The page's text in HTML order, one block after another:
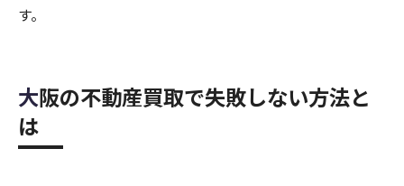
す。
大阪の不動産買取で失敗しない方法と
は